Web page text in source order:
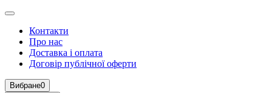
Контакти
Про нас
Доставка і оплата
Договір публічної оферти
Вибране0